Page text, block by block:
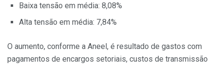
Baixa tensão em média: 8,08%
Alta tensão em média: 7,84%
O aumento, conforme a Aneel, é resultado de gastos com
pagamentos de encargos setoriais, custos de transmissão